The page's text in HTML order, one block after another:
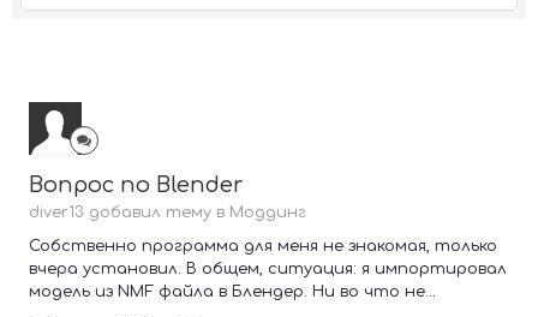
Вопрос по Blender
diver13 добавил тему в Моддинг
Собственно программа для меня не знакомая, только
вчера установил. В общем, ситуация: я импортировал
модель из NMF файла в Блендер. Ни во что не...